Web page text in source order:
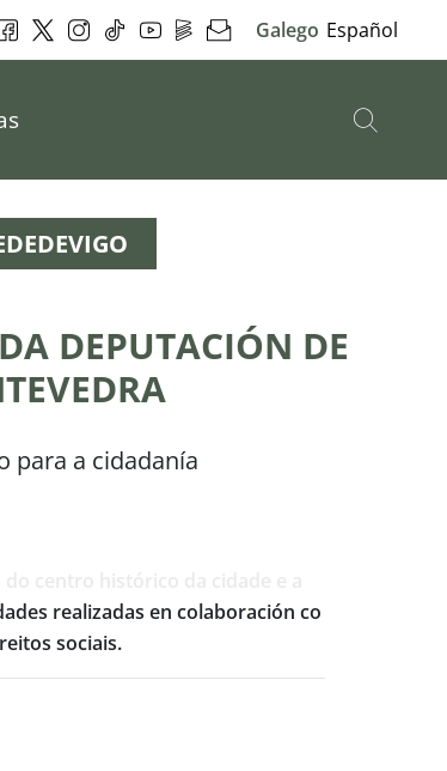
Facebook
Twitter
Instagram
Tik TokYouTube
DepoPlay
Newsletter
Galego Español
DEPUTACIÓN DE
para a cidadanía
centro histórico da cidade e a
realizadas en colaboración co
sociais.